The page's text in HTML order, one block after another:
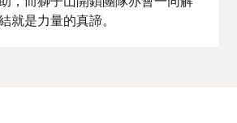
就是力量的真諦。